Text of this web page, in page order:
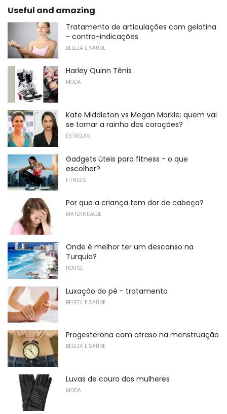
Useful and amazing
Tratamento de articulações com gelatina
- contra-indicações
BELEZA E SAÚDE
Harley Quinn Tênis
MODA
Kate Middleton vs Megan Markle: quem vai
se tornar a rainha dos corações?
ESTRELAS
Gadgets úteis para fitness - o que
escolher?
FITNESS
Por que a criança tem dor de cabeça?
MATERNIDADE
Onde é melhor ter um descanso na
Turquia?
HOUSE
Luxação do pé - tratamento
BELEZA E SAÚDE
Progesterona com atraso na menstruação
BELEZA E SAÚDE
Luvas de couro das mulheres
MODA